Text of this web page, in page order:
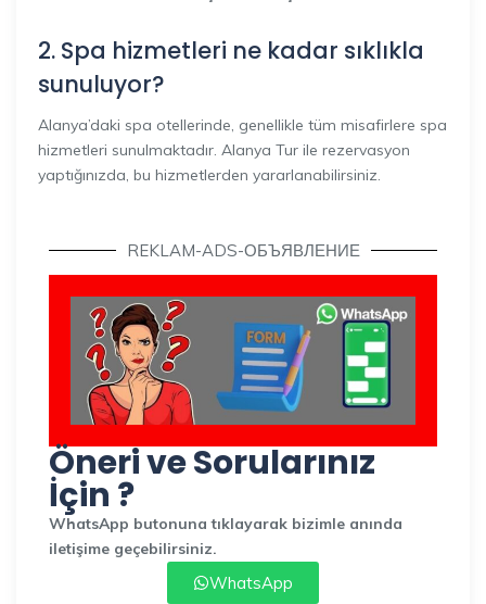
2. Spa hizmetleri ne kadar sıklıkla
sunuluyor?
Alanya’daki spa otellerinde, genellikle tüm misafirlere spa
hizmetleri sunulmaktadır. Alanya Tur ile rezervasyon
yaptığınızda, bu hizmetlerden yararlanabilirsiniz.
REKLAM-ADS-ОБЪЯВЛЕНИЕ
Öneri ve Sorularınız
İçin ?
WhatsApp butonuna tıklayarak bizimle anında
iletişime geçebilirsiniz.
WhatsApp